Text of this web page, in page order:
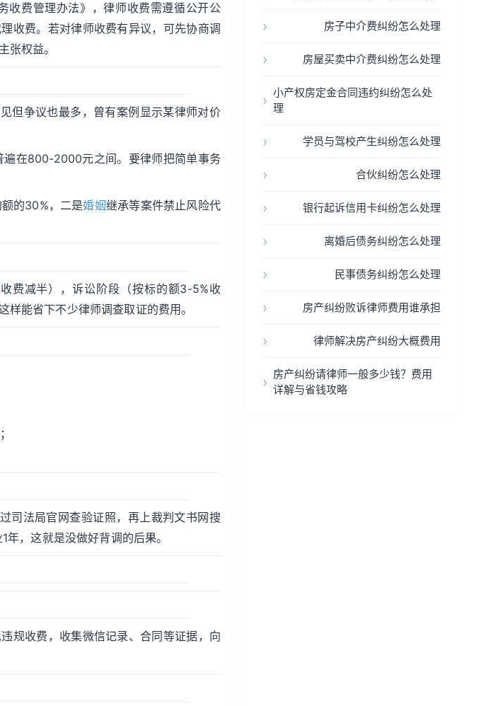
收费管理办法》，律师收费需遵循公开公
收费。若对律师收费有异议，可先协商调
张权益。
但争议也最多，曾有案例显示某律师对价
遍在800-2000元之间。要律师把简单事务
的30%，二是婚姻继承等案件禁止风险代
费减半），诉讼阶段（按标的额3-5%收
能省下不少律师调查取证的费用。
司法局官网查验证照，再上裁判文书网搜
，这就是没做好背调的后果。
规收费，收集微信记录、合同等证据，向
房子中介费纠纷怎么处理
房屋买卖中介费纠纷怎么处理
小产权房定金合同违约纠纷怎么处
理
学员与驾校产生纠纷怎么处理
合伙纠纷怎么处理
银行起诉信用卡纠纷怎么处理
离婚后债务纠纷怎么处理
民事债务纠纷怎么处理
房产纠纷败诉律师费用谁承担
律师解决房产纠纷大概费用
房产纠纷请律师一般多少钱？费用
详解与省钱攻略